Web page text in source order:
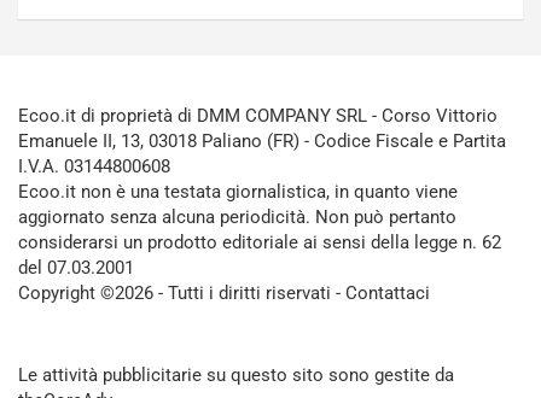
Ecoo.it di proprietà di DMM COMPANY SRL - Corso Vittorio
Emanuele II, 13, 03018 Paliano (FR) - Codice Fiscale e Partita
I.V.A. 03144800608
Ecoo.it non è una testata giornalistica, in quanto viene
aggiornato senza alcuna periodicità. Non può pertanto
considerarsi un prodotto editoriale ai sensi della legge n. 62
del 07.03.2001
Copyright ©2026 - Tutti i diritti riservati - Contattaci
Le attività pubblicitarie su questo sito sono gestite da